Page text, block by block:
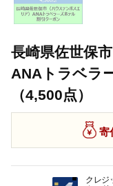
長崎県佐世保
ANAトラベラ
（4,500点）
寄
クレジ